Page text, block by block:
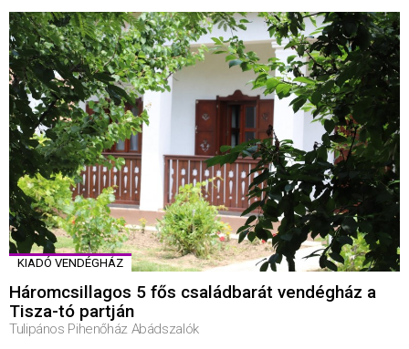
KIADÓ VENDÉGHÁZ
Háromcsillagos 5 fős családbarát vendégház a
Tisza-tó partján
Tulipános Pihenőház Abádszalók